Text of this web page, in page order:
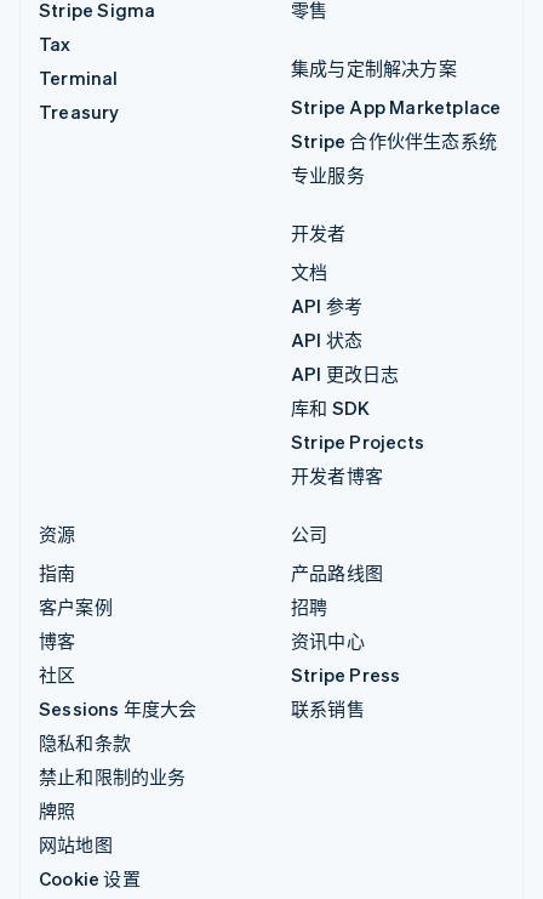
Stripe Sigma
Tax
Terminal
Treasury
零售
集成与定制解决方案
Stripe App Marketplace
Stripe 合作伙伴生态系统
专业服务
开发者
文档
API 参考
API 状态
API 更改日志
库和 SDK
Stripe Projects
开发者博客
资源
指南
客户案例
博客
社区
Sessions 年度大会
隐私和条款
禁止和限制的业务
牌照
网站地图
Cookie 设置
公司
产品路线图
招聘
资讯中心
Stripe Press
联系销售